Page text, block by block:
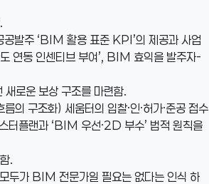
발주 ‘BIM 활용 표준 KPI’의 제공과 사업
연동 인센티브 부여’, BIM 효익을 발주자-
로운 보상 구조를 마련함.
의 구조화) 세움터의 입찰·인·허가·준공 접수
터플랜과 ‘BIM 우선·2D 부수’ 법적 원칙을
.
두가 BIM 전문가일 필요는 없다는 인식 하